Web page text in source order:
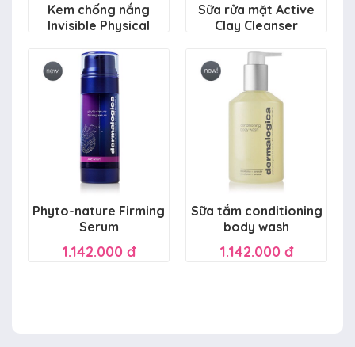
Kem chống nắng
Invisible Physical
1.950.000 đ
Sữa rửa mặt Active
Clay Cleanser
1.410.000 đ
Phyto-nature Firming
Serum
1.142.000 đ
Sữa tắm conditioning
body wash
1.142.000 đ